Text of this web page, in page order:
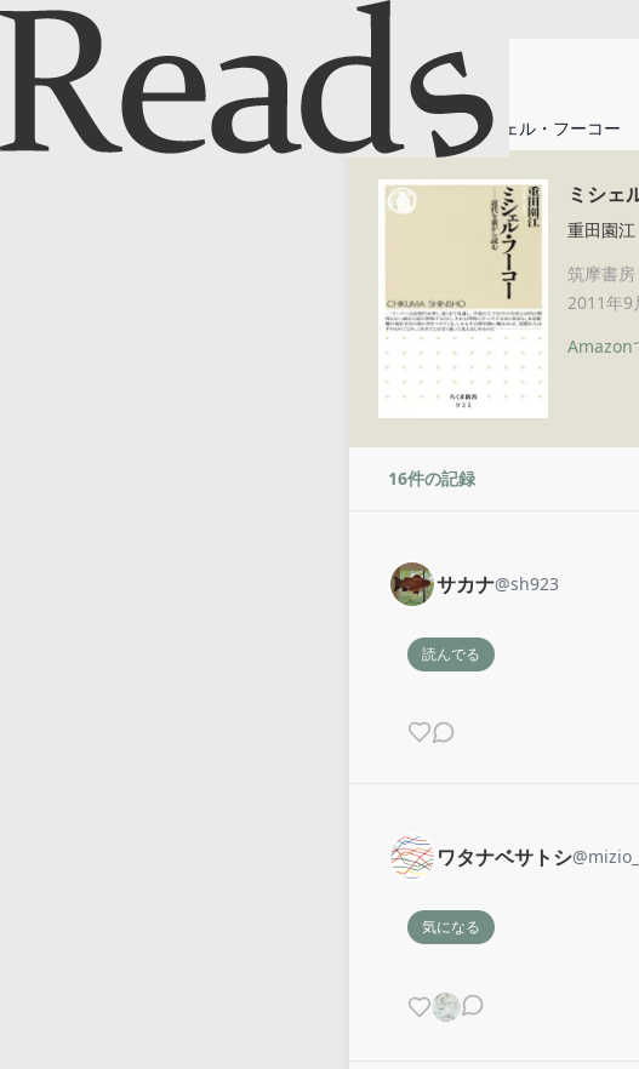
ミシェル・フーコー
ミシェ
重田園江
筑摩書房
2011年9
Amazon
16件の記録
サカナ@sh923
読んでる
ワタナベサトシ@
気になる